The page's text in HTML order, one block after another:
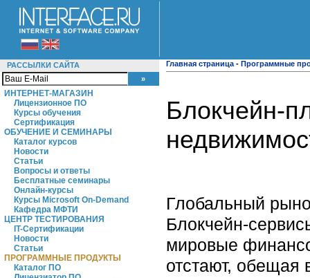
РАССЫЛКИ САЙТА
ИНТЕРНЕТ-МАГАЗИН
Лицензионное ПО
Курсы обучения
Сертификация
ОБУЧЕНИЕ И СЕМИНАРЫ
Каталог курсов
Новости
Статьи
Вопросы и ответы
Бесплатные семинары
Онлайн-курсы
Курсы Microsoft On-Demand
Кафедра МФТИ
ЦЕНТР ТЕСТИРОВАНИЯ
IT-Сертификации
Новости
Статьи
ПРОГРАММНЫЕ ПРОДУКТЫ
Каталог ПО
Главная страница - Программные
Блокчейн-
Глобальный
Блокчейн-
мировые
отстают, обещая